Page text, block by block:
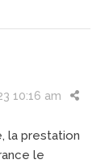
10:16 am
la prestation
le